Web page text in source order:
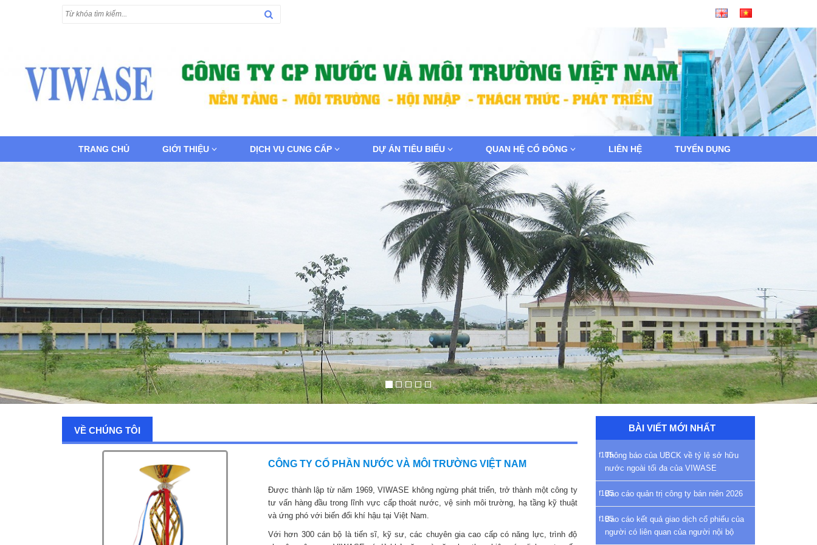
TRANG CHỦ GIỚI THIỆU DỊCH VỤ CUNG CẤP DỰ ÁN TIÊU BIỂU QUAN HỆ CỔ ĐÔNG LIÊN HỆ TUYỂN DỤNG
VỀ CHÚNG TÔI
CÔNG TY CỔ PHẦN NƯỚC VÀ MÔI TRƯỜNG VIỆT NAM
Được thành lập từ năm 1969, VIWASE không ngừng phát triển, trở thành một công ty
tư vấn hàng đầu trong lĩnh vực cấp thoát nước, vệ sinh môi trường, hạ tầng kỹ thuật
và ứng phó với biến đổi khí hậu tại Việt Nam.
Với hơn 300 cán bộ là tiến sĩ, kỹ sư, các chuyên gia cao cấp có năng lực, trình độ
BÀI VIẾT MỚI NHẤT
Thông báo của UBCK về tỷ lệ sở hữu
nước ngoài tối đa của VIWASE
Báo cáo quản trị công ty bán niên 2026
Báo cáo kết quả giao dịch cổ phiếu của
người có liên quan của người nội bộ